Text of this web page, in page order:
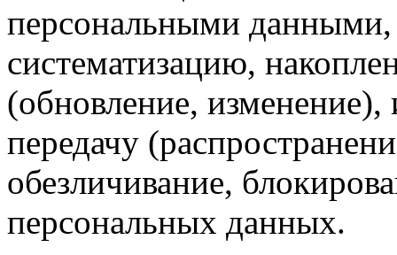
персональными данными,
систематизацию,
(обновление, изменение),
передачу
обезличивание,
персональных данных.